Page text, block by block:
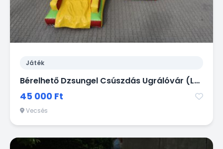
Játék
Bérelhető Dzsungel Csúszdás Ugrálóvár (Légvár)
45 000 Ft
Vecsés